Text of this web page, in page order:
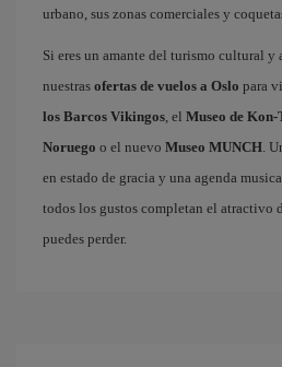
urbano, sus zonas comerciales y
Si eres un amante del turismo cultural y
nuestras ofertas de vuelos a Oslo para
los Barcos Vikingos, el Museo de
Noruego o el nuevo Museo MUNCH.
en estado de gracia y una agenda
todos los gustos completan el atractivo
puedes perder.